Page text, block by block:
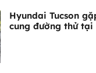
Hyundai Tucson
cung đường thử tại